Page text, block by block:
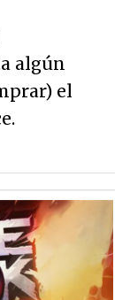
algún
el